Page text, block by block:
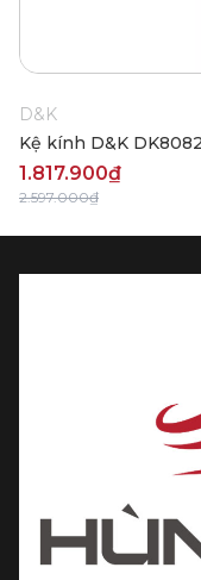
D&K
Kệ kính D&K
1.817.900₫
2.597.000₫